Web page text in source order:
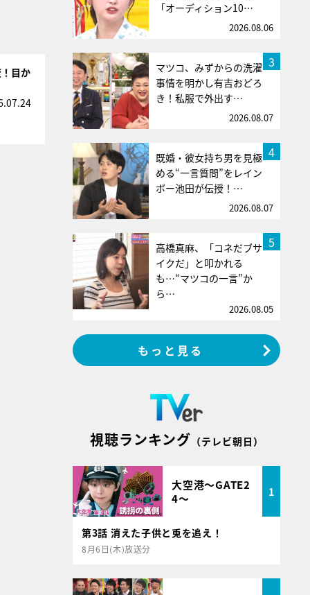
目か
「オーディション10…
2026.08.06
3
マツコ、みずからの洗濯
事情を明かし有吉おどろ
き！私服で外出す…
2026.08.07
4
既婚・彼女持ち男を見極
める“一言質問”をレイン
ボー池田が伝授！…
2026.08.07
5
高橋真麻、「コネだブサ
イクだ」と叩かれる
も…“マツコの一言”か
ら…
2026.08.05
もっと見る
視聴ランキング （テレビ朝日）
大空港～GATE2
4～
1
第3話 消えた子供と兎を追え！
8月6日(木)放送分